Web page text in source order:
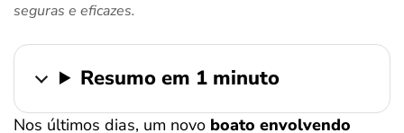
seguras e eficazes.
Resumo em 1 minuto
Nos últimos dias, um novo boato envolvendo